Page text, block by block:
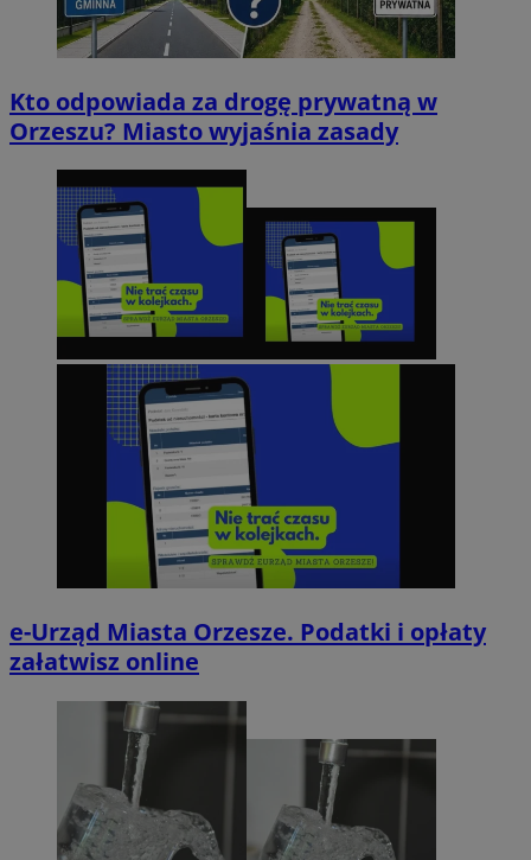
Kto odpowiada za drogę prywatną w
Orzeszu? Miasto wyjaśnia zasady
e-Urząd Miasta Orzesze. Podatki i opłaty
załatwisz online